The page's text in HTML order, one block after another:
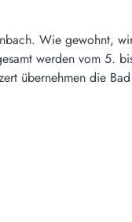
Wie gewohnt,
werden vom 5.
übernehmen die